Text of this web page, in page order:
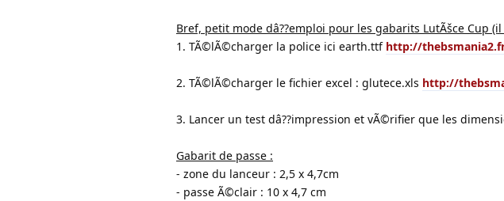
Bref, petit mode dâ??emploi pour les gabarits LutÃšce Cup
1. TÃ©lÃ©charger la police ici earth.ttf http://
2. TÃ©lÃ©charger le fichier excel : glutece.xls http://
3. Lancer un test dâ??impression et vÃ©rifier que les
Gabarit de passe :
- zone du lanceur : 2,5 x 4,7cm
- passe Ã©clair : 10 x 4,7 cm